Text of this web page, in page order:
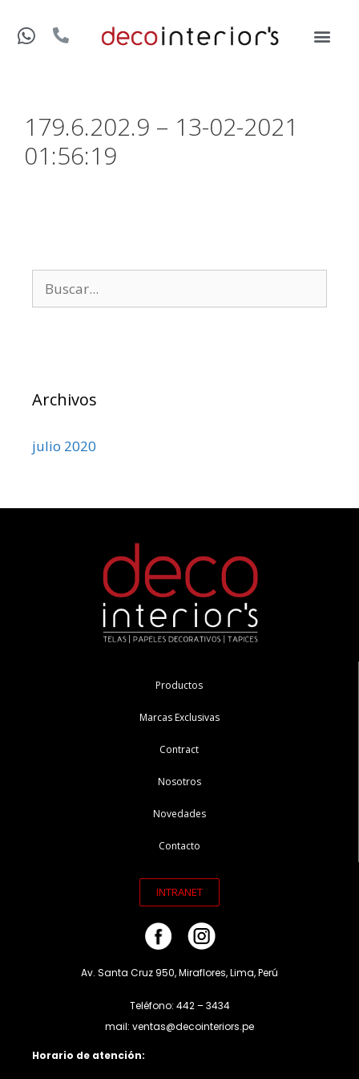
179.6.202.9 – 13-02-2021
01:56:19
Archivos
julio 2020
Productos
Marcas Exclusivas
Contract
Nosotros
Novedades
Contacto
INTRANET
Av. Santa Cruz 950, Miraflores, Lima, Perú
Teléfono: 442 – 3434
mail: ventas@decointeriors.pe
Horario de atención: